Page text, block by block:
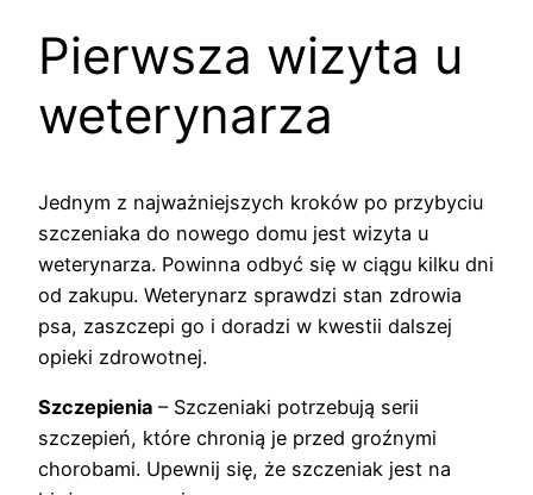
Pierwsza wizyta u
weterynarza
Jednym z najważniejszych kroków po przybyciu
szczeniaka do nowego domu jest wizyta u
weterynarza. Powinna odbyć się w ciągu kilku dni
od zakupu. Weterynarz sprawdzi stan zdrowia
psa, zaszczepi go i doradzi w kwestii dalszej
opieki zdrowotnej.
Szczepienia – Szczeniaki potrzebują serii
szczepień, które chronią je przed groźnymi
chorobami. Upewnij się, że szczeniak jest na